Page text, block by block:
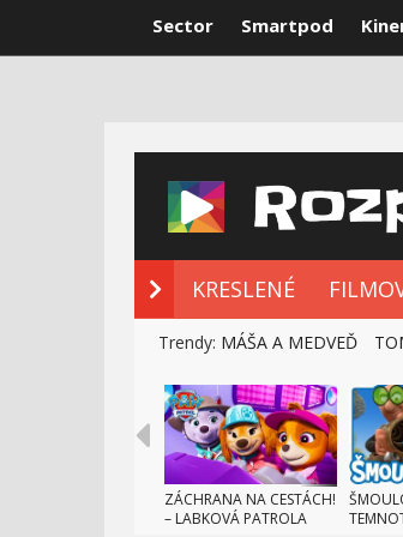
Sector Smartpod
KRESLENÉ
Trendy: MÁŠA A MEDVEĎ
ZÁCHRANA NA CESTÁCH!
– LABKOVÁ PATROLA